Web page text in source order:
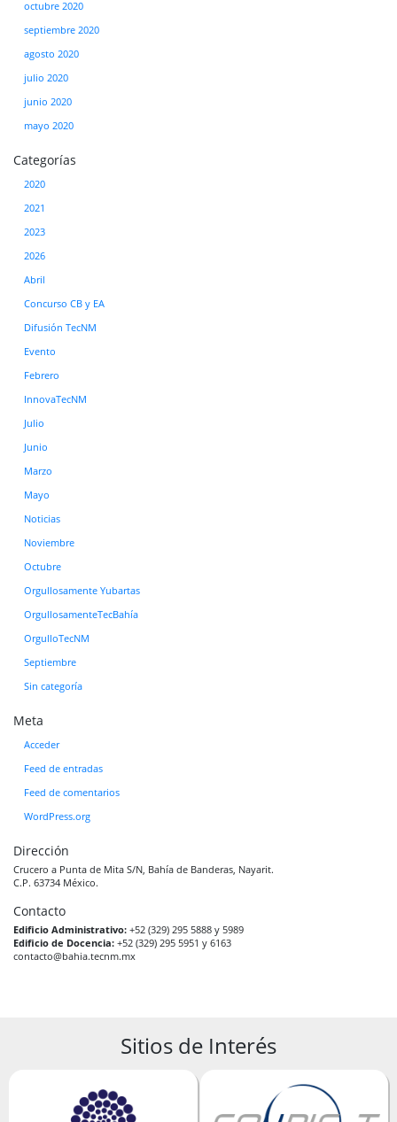
octubre 2020
septiembre 2020
agosto 2020
julio 2020
junio 2020
mayo 2020
Categorías
2020
2021
2023
2026
Abril
Concurso CB y EA
Difusión TecNM
Evento
Febrero
InnovaTecNM
Julio
Junio
Marzo
Mayo
Noticias
Noviembre
Octubre
Orgullosamente Yubartas
OrgullosamenteTecBahía
OrgulloTecNM
Septiembre
Sin categoría
Meta
Acceder
Feed de entradas
Feed de comentarios
WordPress.org
Dirección
Crucero a Punta de Mita S/N, Bahía de Banderas, Nayarit.
C.P. 63734 México.
Contacto
Edificio Administrativo: +52 (329) 295 5888 y 5989
Edificio de Docencia: +52 (329) 295 5951 y 6163
contacto@bahia.tecnm.mx
Sitios de Interés